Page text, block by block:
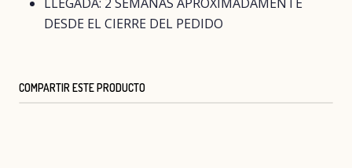
LLEGADA: 2 SEMANAS APROXIMADAMENTE
DESDE EL CIERRE DEL PEDIDO
COMPARTIR ESTE PRODUCTO